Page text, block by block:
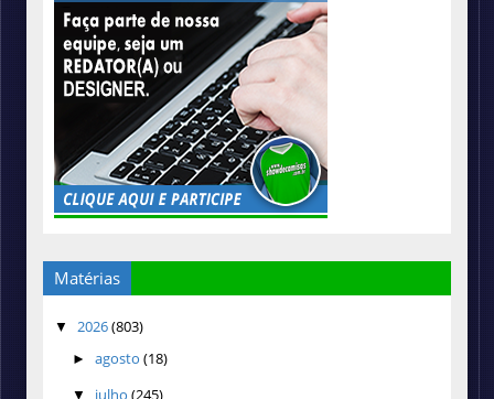
Matérias
▼ 2026(803)
► agosto (18)
▼ julho (245)